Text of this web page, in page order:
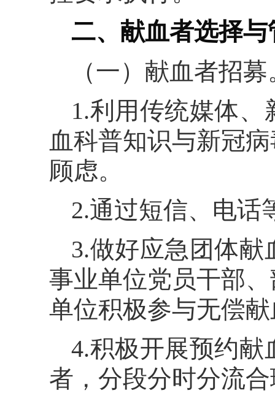
二、献血者选择与
（一）献血者招募
1.利用传统媒体
血科普知识与新冠
顾虑。
2.通过短信、电话
3.做好应急团体
事业单位党员干部
单位积极参与无偿
4.积极开展预约
者，分段分时分流